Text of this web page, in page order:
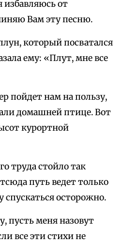
избавляюсь от
Вам эту песню.
который посватался
ему: «Плут, мне все
пойдет нам на пользу,
домашней птице. Вот
курортной
труда стойло так
путь ведет только
спускаться осторожно.
пусть меня назовут
все эти стихи не